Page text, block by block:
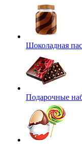
Шоколадная
Подарочные